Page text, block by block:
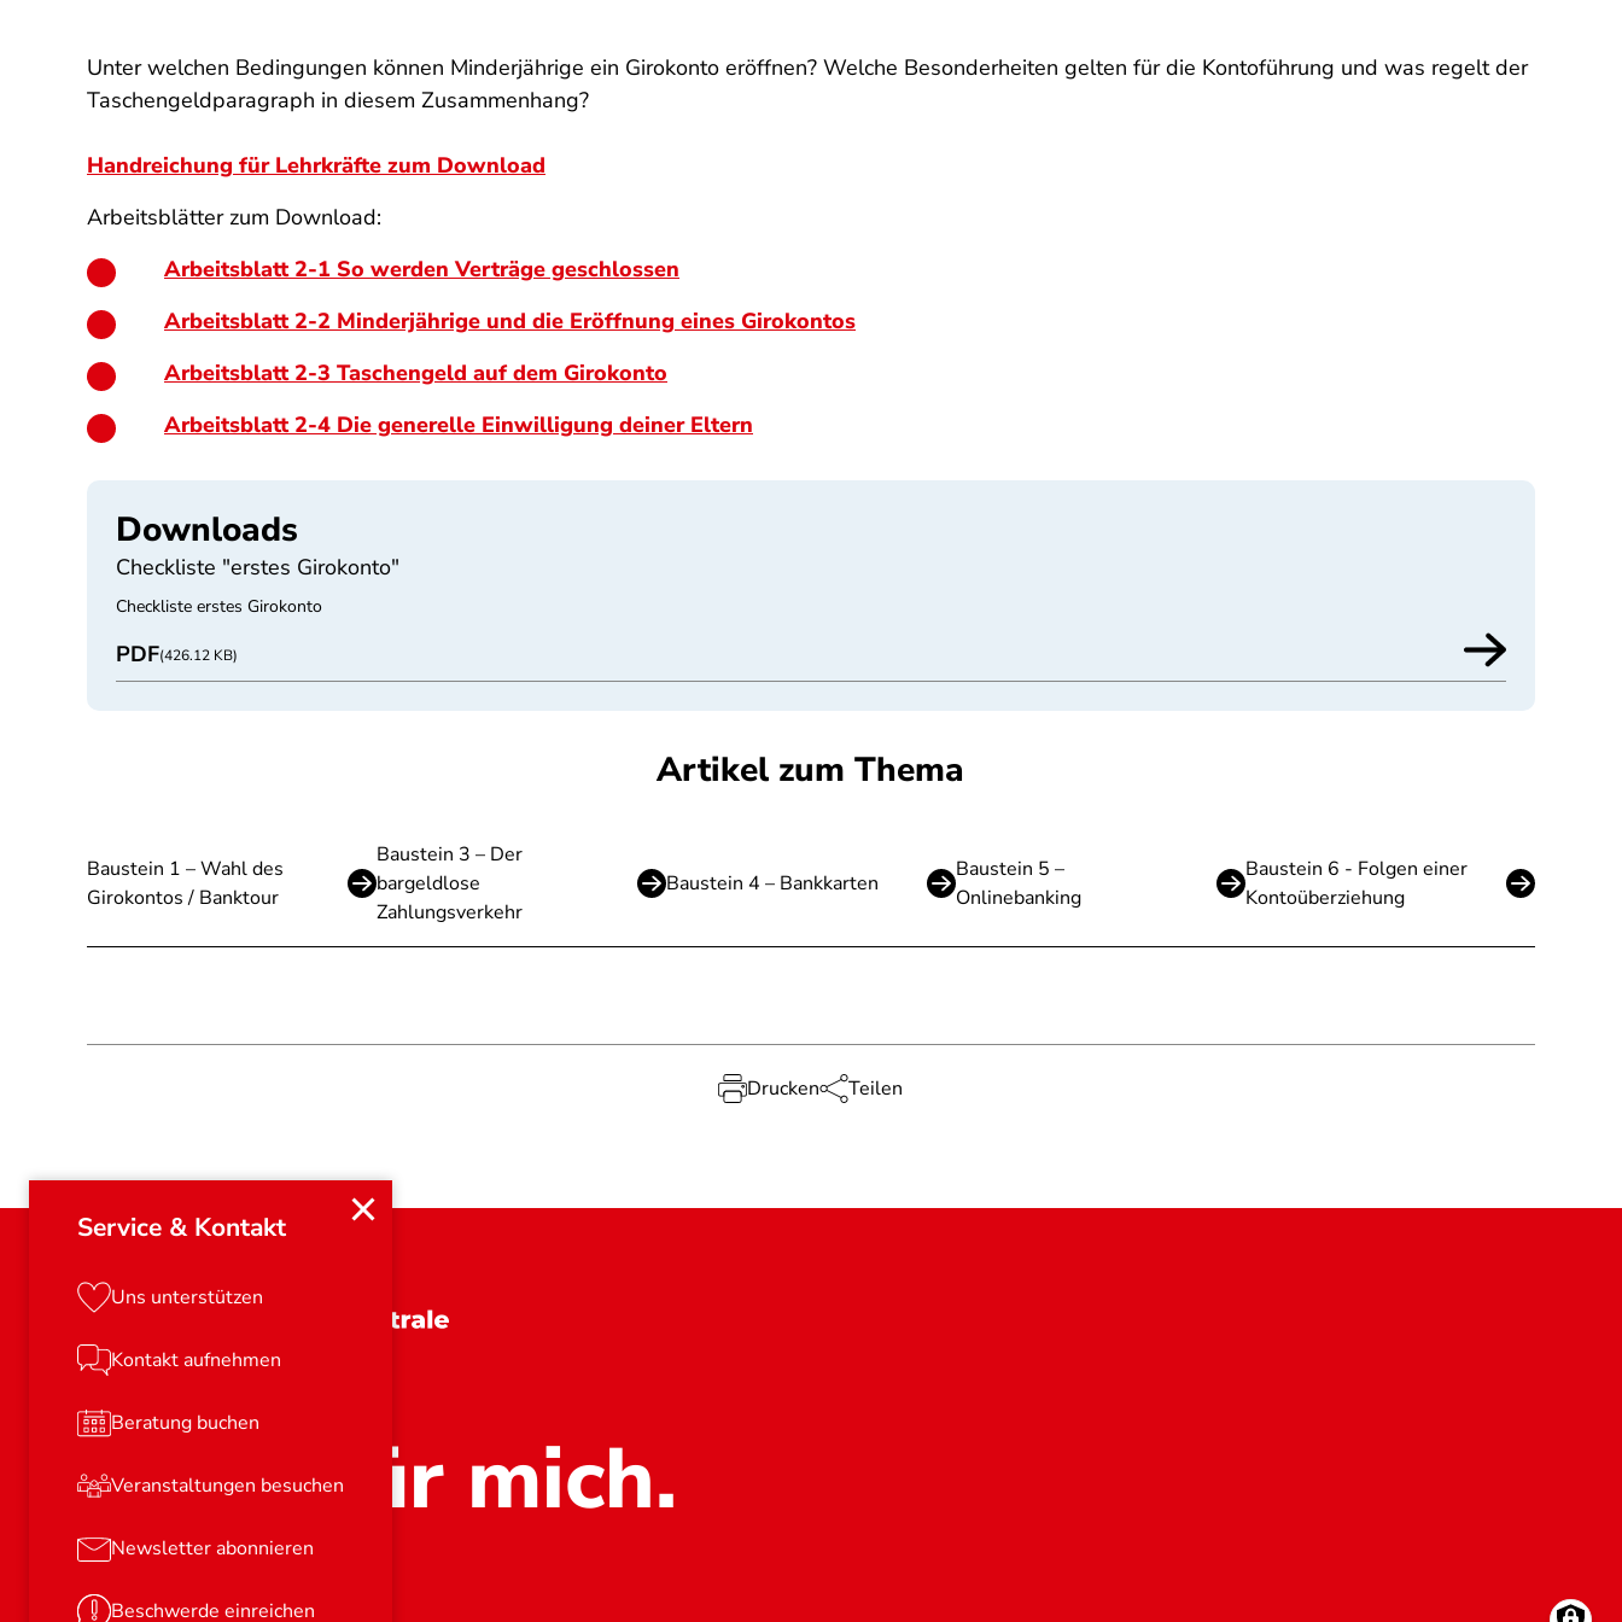
Service & Kontakt
Uns unterstützen
Kontakt aufnehmen
Beratung buchen
Veranstaltungen besuchen
Newsletter abonnieren
Beschwerde einreichen
Unter welchen Bedingungen können Minderjährige ein Girokonto eröffnen? Welche Besonderheiten gelten für die Kontoführung und was regelt der
Taschengeldparagraph in diesem Zusammenhang?
Handreichung für Lehrkräfte zum Download
Arbeitsblätter zum Download:
Arbeitsblatt 2-1 So werden Verträge geschlossen
Arbeitsblatt 2-2 Minderjährige und die Eröffnung eines Girokontos
Arbeitsblatt 2-3 Taschengeld auf dem Girokonto
Arbeitsblatt 2-4 Die generelle Einwilligung deiner Eltern
Downloads
Checkliste "erstes Girokonto"
Checkliste erstes Girokonto
PDF(426.12 KB)
Artikel zum Thema
Baustein 1 – Wahl des
Girokontos / Banktour
Baustein 3 – Der
bargeldlose
Zahlungsverkehr
Baustein 4 – Bankkarten
Baustein 5 –
Onlinebanking
Baustein 6 - Folgen einer
Kontoüberziehung
Drucken Teilen
Stark für mich.